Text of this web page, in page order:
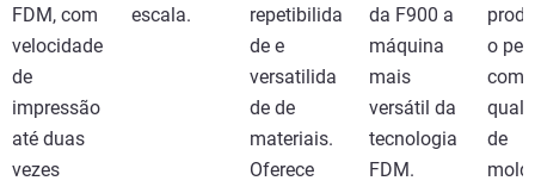
FDM, com
velocidade
de
impressão
até duas
vezes
escala.
repetibilida
de e
versatilida
de de
materiais.
Oferece
da F900 a
máquina
mais
versátil da
tecnologia
FDM.
o
com
de